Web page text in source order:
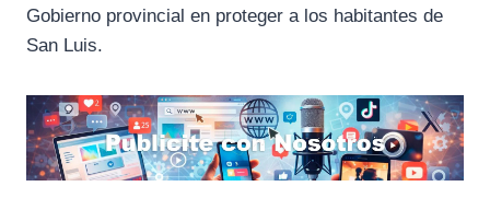
Gobierno provincial en proteger a los habitantes de
San Luis.